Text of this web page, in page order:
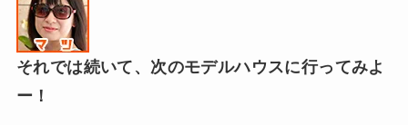
それでは続いて、次のモデルハウスに行ってみよ
ー！